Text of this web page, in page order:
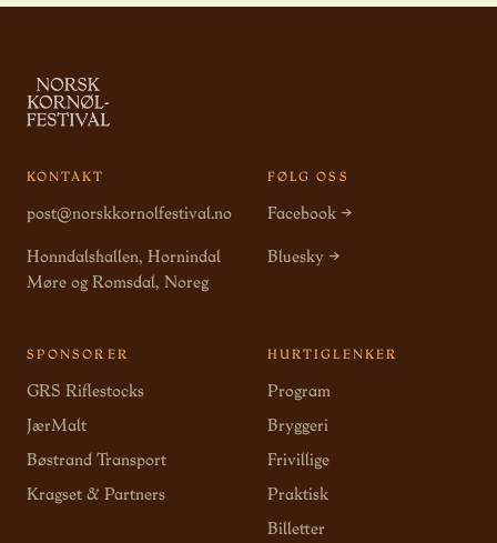
KONTAKT
post@norskkornolfestival.no
Honndalshallen, Hornindal
Møre og Romsdal, Noreg
FØLG OSS
Facebook →
Bluesky →
SPONSORER
GRS Riflestocks
JærMalt
Bøstrand Transport
Kragset & Partners
HURTIGLENKER
Program
Bryggeri
Frivillige
Praktisk
Billetter